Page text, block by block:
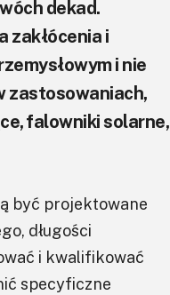
dekad.
zakłócenia i
i nie
zastosowaniach,
falowniki solarne,
być projektowane
długości
i kwalifikować
specyficzne